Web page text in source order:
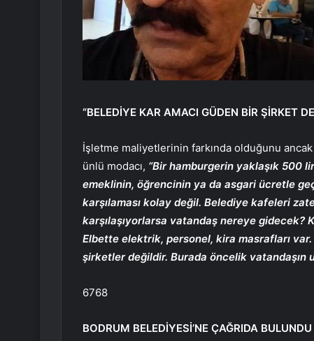
“BELEDİYE KAR AMACI GÜDEN BİR ŞİRKET
İşletme maliyetlerinin farkında olduğunu
ünlü modacı, “Bir hamburgerin yaklaşık 500
emeklinin, öğrencinin ya da asgari ücretle
karşılaması kolay değil. Belediye kafeleri
karşılaşıyorlarsa vatandaş nereye gidecek?
Elbette elektrik, personel, kira masrafları
şirketler değildir. Burada öncelik vatandaşın
6768
BODRUM BELEDİYESİ’NE ÇAĞRIDA BULUNDU